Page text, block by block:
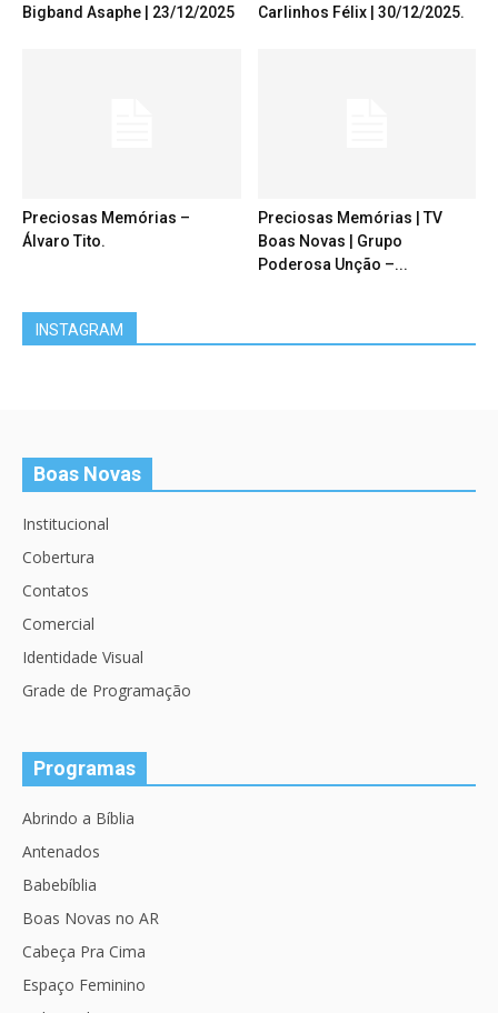
Bigband Asaphe | 23/12/2025
Carlinhos Félix | 30/12/2025.
Preciosas Memórias –
Álvaro Tito.
Preciosas Memórias | TV
Boas Novas | Grupo
Poderosa Unção –...
INSTAGRAM
Boas Novas
Institucional
Cobertura
Contatos
Comercial
Identidade Visual
Grade de Programação
Programas
Abrindo a Bíblia
Antenados
Babebíblia
Boas Novas no AR
Cabeça Pra Cima
Espaço Feminino